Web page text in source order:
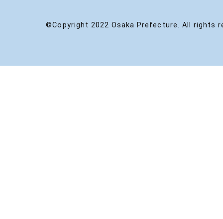
©Copyright 2022 Osaka Prefecture. All rights